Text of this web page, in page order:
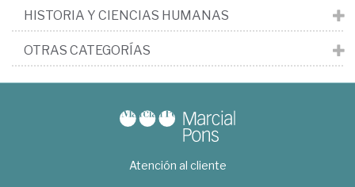
HISTORIA Y CIENCIAS HUMANAS
OTRAS CATEGORÍAS
Atención al cliente